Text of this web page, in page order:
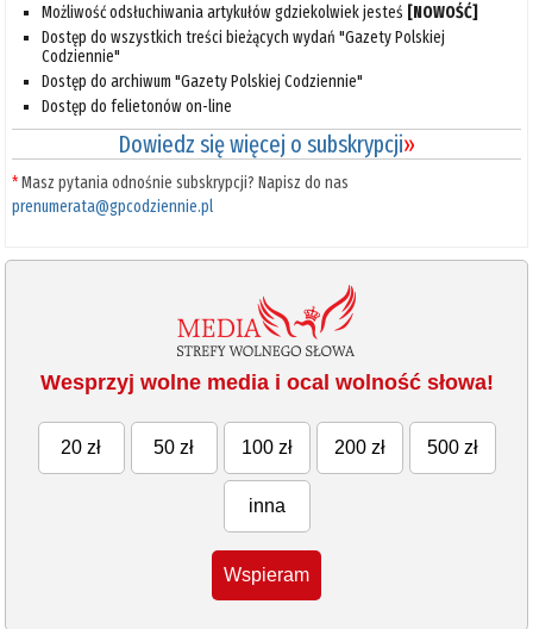
Możliwość odsłuchiwania artykułów gdziekolwiek jesteś [NOWOŚĆ]
Dostęp do wszystkich treści bieżących wydań "Gazety Polskiej
Codziennie"
Dostęp do archiwum "Gazety Polskiej Codziennie"
Dostęp do felietonów on-line
Dowiedz się więcej o subskrypcji»
*Masz pytania odnośnie subskrypcji? Napisz do nas
prenumerata@gpcodziennie.pl
Wesprzyj wolne media i ocal wolność słowa!
20 zł 50 zł 100 zł 200 zł 500 zł
inna
Wspieram